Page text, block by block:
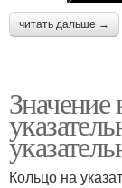
читать дальше →
Значение
Кольцо на